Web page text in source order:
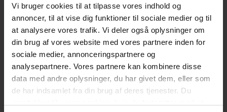
Vi bruger cookies til at tilpasse vores indhold og
annoncer, til at vise dig funktioner til sociale medier og til
at analysere vores trafik. Vi deler også oplysninger om
din brug af vores website med vores partnere inden for
sociale medier, annonceringspartnere og
analysepartnere. Vores partnere kan kombinere disse
data med andre oplysninger, du har givet dem, eller som
de har indsamlet fra din brug af deres tjenester. Du